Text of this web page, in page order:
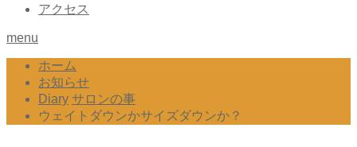
アクセス
menu
ホーム
お知らせ
Diary サロンの事
ウェイトダウンかサイズダウンか？